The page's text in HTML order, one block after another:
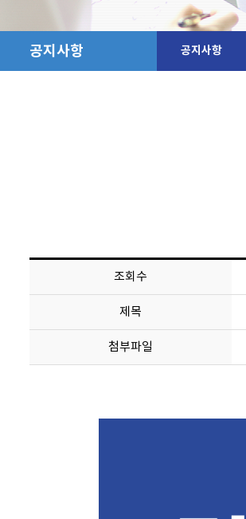
공지사항 공지사항
조회수
제목
첨부파일